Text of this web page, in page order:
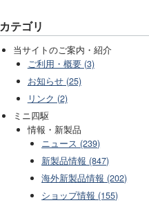
カテゴリ
当サイトのご案内・紹介
ご利用・概要 (3)
お知らせ (25)
リンク (2)
ミニ四駆
情報・新製品
ニュース (239)
新製品情報 (847)
海外新製品情報 (202)
ショップ情報 (155)